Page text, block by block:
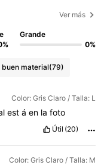
Ver más
Grande
0%
material(79)
Color: Gris Claro / Talla: L
estáen lafoto
Útil (20)
Color: Gris Claro / Talla: M